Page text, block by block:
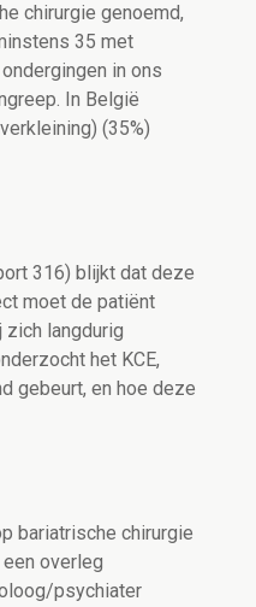
chirurgie genoemd,
35 met
in ons
In België
(35%)
316) blijkt dat deze
moet de patiënt
zich langdurig
het KCE,
gebeurt, en hoe deze
bariatrische chirurgie
overleg
psychiater